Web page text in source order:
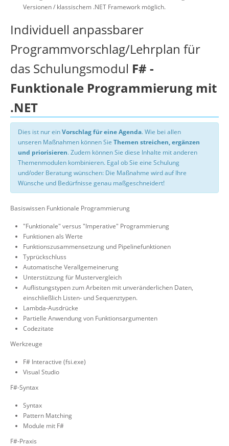
Versionen / klassischem .NET Framework möglich.
Individuell anpassbarer
Programmvorschlag/Lehrplan für
das Schulungsmodul F# -
Funktionale Programmierung mit
.NET
Dies ist nur einVorschlag für eine Agenda. Wie bei allen
unseren Maßnahmen können Sie Themen streichen, ergänzen
und priorisieren. Zudem können Sie diese Inhalte mit anderen
Themenmodulen kombinieren. Egal ob Sie eine Schulung
und/oder Beratung wünschen: Die Maßnahme wird auf Ihre
Wünsche und Bedürfnisse genau maßgeschneidert!
Basiswissen Funktionale Programmierung
"Funktionale" versus "Imperative" Programmierung
Funktionen als Werte
Funktionszusammensetzung und Pipelinefunktionen
Typrückschluss
Automatische Verallgemeinerung
Unterstützung für Mustervergleich
Auflistungstypen zum Arbeiten mit unveränderlichen Daten,
einschließlich Listen- und Sequenztypen.
Lambda-Ausdrücke
Partielle Anwendung von Funktionsargumenten
Codezitate
Werkzeuge
F# Interactive (fsi.exe)
Visual Studio
F#-Syntax
Syntax
Pattern Matching
Module mit F#
F#-Praxis